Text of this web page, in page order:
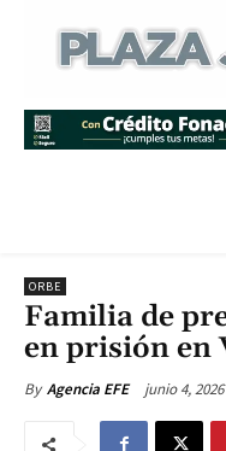
ORBE
Familia de
en prisión en
By Agencia EFE junio 4, 2026